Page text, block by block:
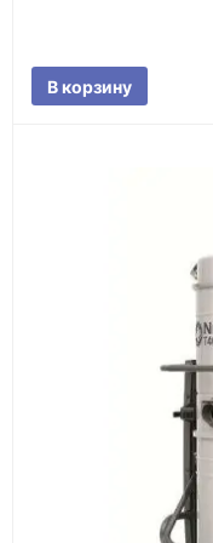
Подбираем
стоимость
Счёт и оплата
Согласовываем
или
реквизитам.
В корзину